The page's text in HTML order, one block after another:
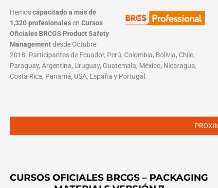
Hemoscapacitado a más de
1,320 profesionalesen Cursos
Oficiales BRCGS Product Safety
Managementdesde Octubre
2018. Participantes de Ecuador, Perú, Colombia, Bolivia, Chile,
Paraguay, Argentina, Uruguay, Guatemala, México, Nicaragua,
Costa Rica, Panamá, USA, España y Portugal.
CURSOS OFICIALES BRCGS – PACKAGING